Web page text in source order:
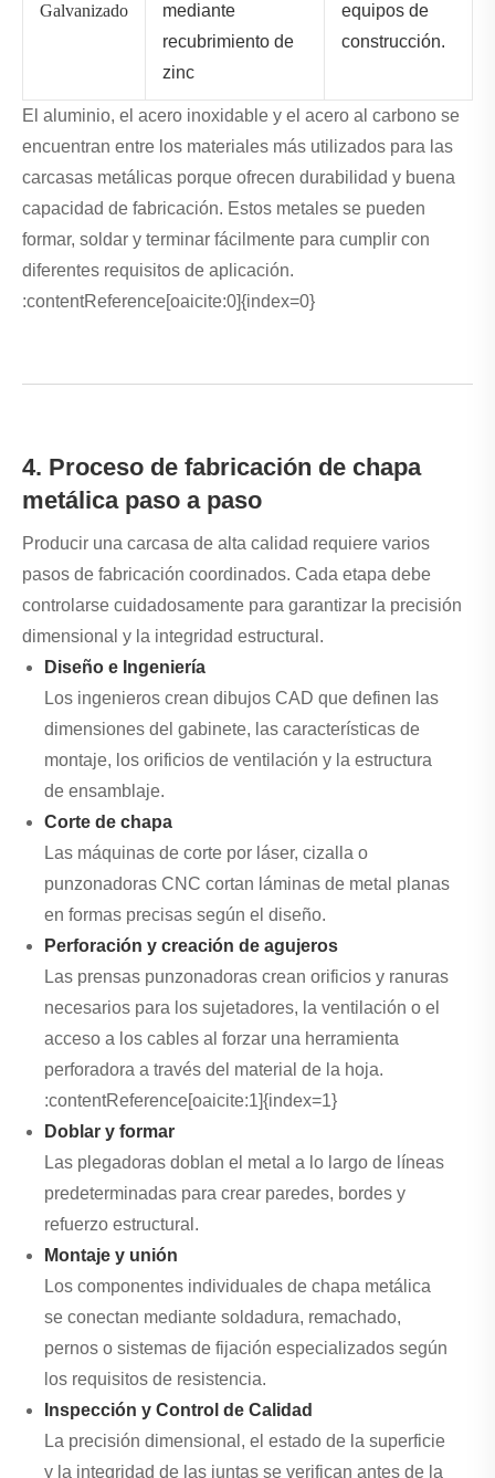
Galvanizado
mediante
recubrimiento de
zinc
equipos de
construcción.
El aluminio, el acero inoxidable y el acero al carbono se
encuentran entre los materiales más utilizados para las
carcasas metálicas porque ofrecen durabilidad y buena
capacidad de fabricación. Estos metales se pueden
formar, soldar y terminar fácilmente para cumplir con
diferentes requisitos de aplicación.
:contentReference[oaicite:0]{index=0}
4. Proceso de fabricación de chapa
metálica paso a paso
Producir una carcasa de alta calidad requiere varios
pasos de fabricación coordinados. Cada etapa debe
controlarse cuidadosamente para garantizar la precisión
dimensional y la integridad estructural.
Diseño e Ingeniería
Los ingenieros crean dibujos CAD que definen las
dimensiones del gabinete, las características de
montaje, los orificios de ventilación y la estructura
de ensamblaje.
Corte de chapa
Las máquinas de corte por láser, cizalla o
punzonadoras CNC cortan láminas de metal planas
en formas precisas según el diseño.
Perforación y creación de agujeros
Las prensas punzonadoras crean orificios y ranuras
necesarios para los sujetadores, la ventilación o el
acceso a los cables al forzar una herramienta
perforadora a través del material de la hoja.
:contentReference[oaicite:1]{index=1}
Doblar y formar
Las plegadoras doblan el metal a lo largo de líneas
predeterminadas para crear paredes, bordes y
refuerzo estructural.
Montaje y unión
Los componentes individuales de chapa metálica
se conectan mediante soldadura, remachado,
pernos o sistemas de fijación especializados según
los requisitos de resistencia.
Inspección y Control de Calidad
La precisión dimensional, el estado de la superficie
y la integridad de las juntas se verifican antes de la